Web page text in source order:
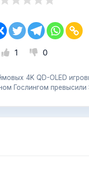
1 0
4K QD-OLED
Гослингом